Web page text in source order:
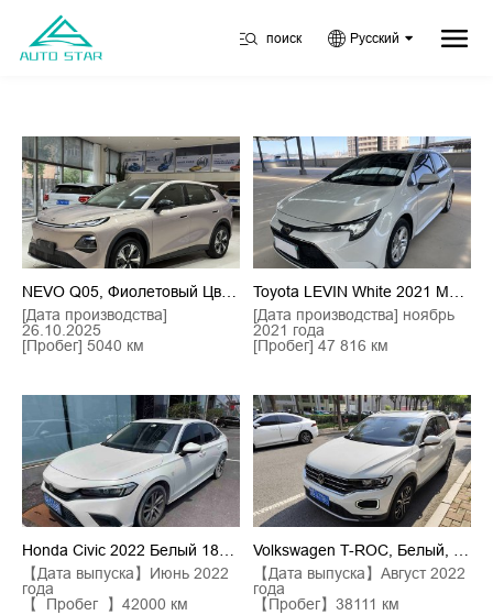
поиск Русский
NEVO Q05, Фиолетовый Цвет, 2026 Год Выпуска, 506Max+
[Дата производства]
26.10.2025
[Пробег] 5040 км
Toyota LEVIN White 2021 Model 185T CVT Luxury Edition, Euro VI
[Дата производства] ноябрь
2021 года
[Пробег] 47 816 км
Honda Civic 2022 Белый 180TURBO CVT, Версия Shangqing
【Дата выпуска】Июнь 2022
года
【 Пробег 】42000 км
Volkswagen T-ROC, Белый, 2022 Модельный Год, 280TSI DSG Переднеприводный Comfort Plus
【Дата выпуска】Август 2022
года
【Пробег】38111 км